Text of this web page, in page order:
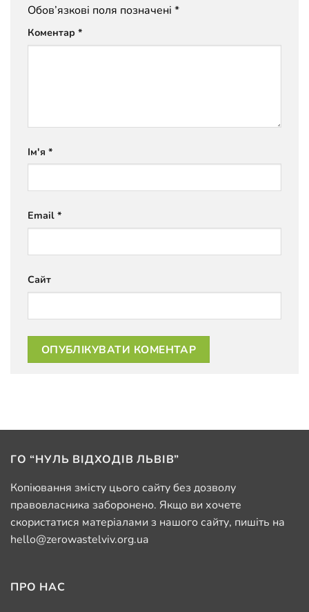
Обов’язкові поля позначені *
Коментар *
Ім'я *
Email *
Сайт
ГО “НУЛЬ ВІДХОДІВ ЛЬВІВ”
Копіювання змісту цього сайту без дозволу
правовласника заборонено. Якщо ви хочете
скористатися матеріалами з нашого сайту, пишіть на
hello@zerowastelviv.org.ua
ПРО НАС